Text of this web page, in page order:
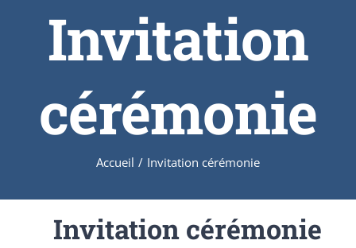
Invitation
cérémonie
Accueil / Invitation cérémonie
Invitation cérémonie